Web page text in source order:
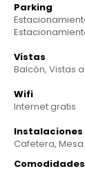
Parking
Vistas
Balcón, Vistas
Wifi
Internet gratis
Instalaciones
Cafetera,